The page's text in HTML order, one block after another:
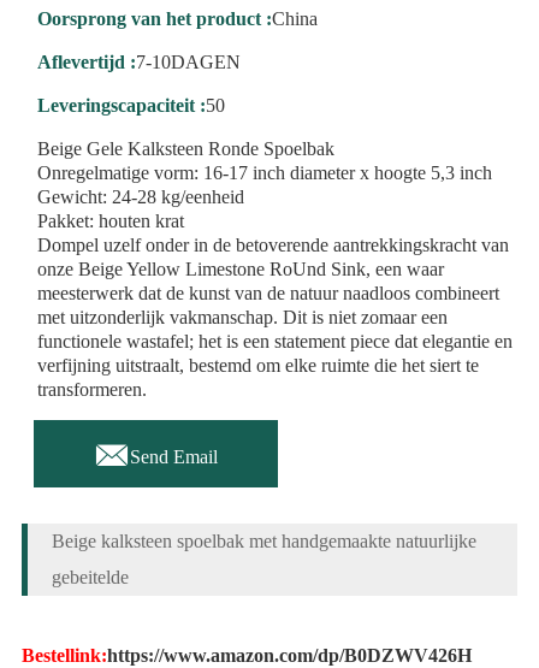
Oorsprong van het product :China
Aflevertijd :7-10DAGEN
Leveringscapaciteit :50
Beige Gele Kalksteen Ronde Spoelbak
Onregelmatige vorm: 16-17 inch diameter x hoogte 5,3 inch
Gewicht: 24-28 kg/eenheid
Pakket: houten krat
Dompel uzelf onder in de betoverende aantrekkingskracht van
onze Beige Yellow Limestone RoUnd Sink, een waar
meesterwerk dat de kunst van de natuur naadloos combineert
met uitzonderlijk vakmanschap. Dit is niet zomaar een
functionele wastafel; het is een statement piece dat elegantie en
verfijning uitstraalt, bestemd om elke ruimte die het siert te
transformeren.
Send Email
Beige kalksteen spoelbak met handgemaakte natuurlijke
gebeitelde
Bestellink:https://www.amazon.com/dp/B0DZWV426H